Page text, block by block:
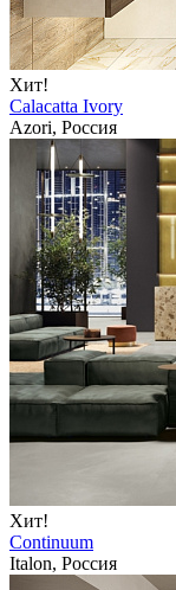
Хит!
Calacatta Ivory
Azori, Россия
Хит!
Continuum
Italon, Россия